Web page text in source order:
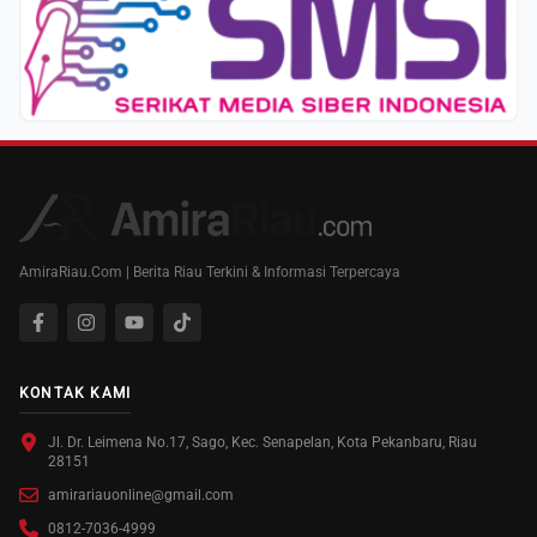
AmiraRiau.Com | Berita Riau Terkini & Informasi Terpercaya
KONTAK KAMI
Jl. Dr. Leimena No.17, Sago, Kec. Senapelan, Kota Pekanbaru, Riau
28151
amirariauonline@gmail.com
0812-7036-4999